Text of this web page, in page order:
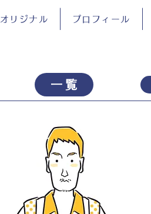
オリジナル プロフィール
一覧